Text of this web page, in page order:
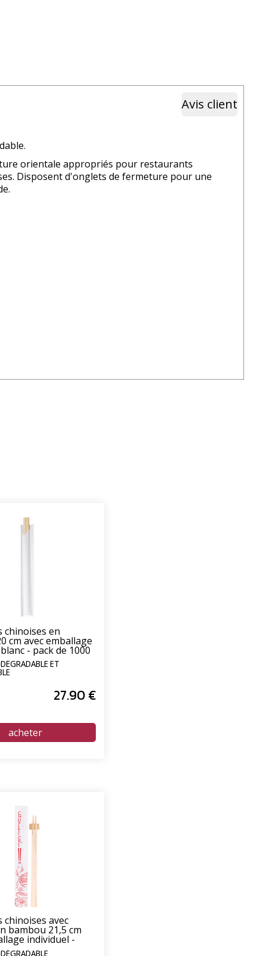
Avis client
orientale appropriés pour restaurants
Disposent d'onglets de fermeture pour une
chinoises en
cm avec emballage
- pack de 1000
ET
27.90€
chinoises avec
bambou 21,5 cm
individuel -
sachets